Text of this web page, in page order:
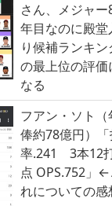
さん、メジャー
年目なのに殿堂
り候補ランキン
の最上位の評価
なる
フアン・ソト（
俸約78億円）
率.241 3本12
点 OPS.752」←
れについての感